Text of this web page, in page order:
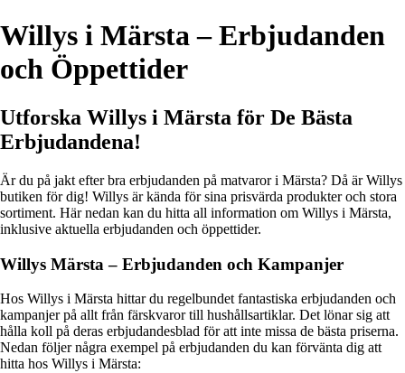
Willys i Märsta – Erbjudanden
och Öppettider
Utforska Willys i Märsta för De Bästa
Erbjudandena!
Är du på jakt efter bra erbjudanden på matvaror i Märsta? Då är Willys
butiken för dig! Willys är kända för sina prisvärda produkter och stora
sortiment. Här nedan kan du hitta all information om Willys i Märsta,
inklusive aktuella erbjudanden och öppettider.
Willys Märsta – Erbjudanden och Kampanjer
Hos Willys i Märsta hittar du regelbundet fantastiska erbjudanden och
kampanjer på allt från färskvaror till hushållsartiklar. Det lönar sig att
hålla koll på deras erbjudandesblad för att inte missa de bästa priserna.
Nedan följer några exempel på erbjudanden du kan förvänta dig att
hitta hos Willys i Märsta: